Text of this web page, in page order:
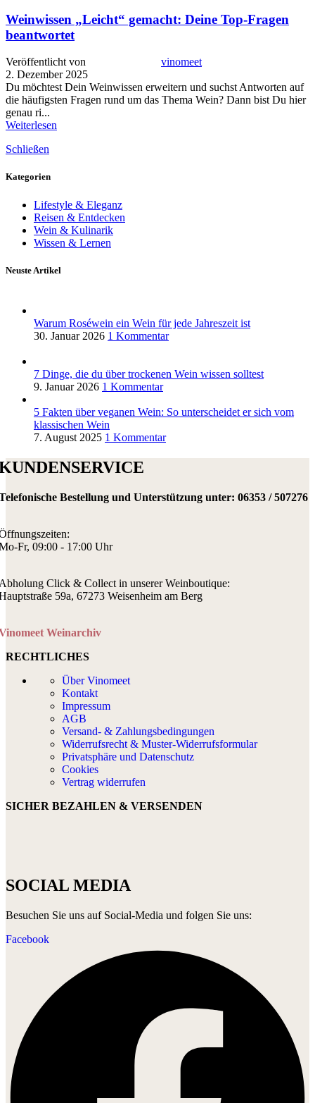
Weinwissen „Leicht“ gemacht: Deine Top-Fragen
beantwortet
Veröffentlicht von
vinomeet
2. Dezember 2025
Du möchtest Dein Weinwissen erweitern und suchst Antworten auf
die häufigsten Fragen rund um das Thema Wein? Dann bist Du hier
genau ri...
Weiterlesen
Schließen
Kategorien
Lifestyle & Eleganz
Reisen & Entdecken
Wein & Kulinarik
Wissen & Lernen
Neuste Artikel
Warum Roséwein ein Wein für jede Jahreszeit ist
30. Januar 2026 1 Kommentar
7 Dinge, die du über trockenen Wein wissen solltest
9. Januar 2026 1 Kommentar
5 Fakten über veganen Wein: So unterscheidet er sich vom
klassischen Wein
7. August 2025 1 Kommentar
Bestellung und Unterstützung unter: 06353 / 507276
Fr, 09:00 - 17:00 Uhr
Click & Collect in unserer Weinboutique:
59a, 67273 Weisenheim am Berg
Weinarchiv
RECHTLICHES
Über Vinomeet
Kontakt
Impressum
AGB
Versand- & Zahlungsbedingungen
Widerrufsrecht & Muster-Widerrufsformular
Privatsphäre und Datenschutz
Cookies
Vertrag widerrufen
SICHER BEZAHLEN & VERSENDEN
SOCIAL MEDIA
Besuchen Sie uns auf Social-Media und folgen Sie uns:
Facebook